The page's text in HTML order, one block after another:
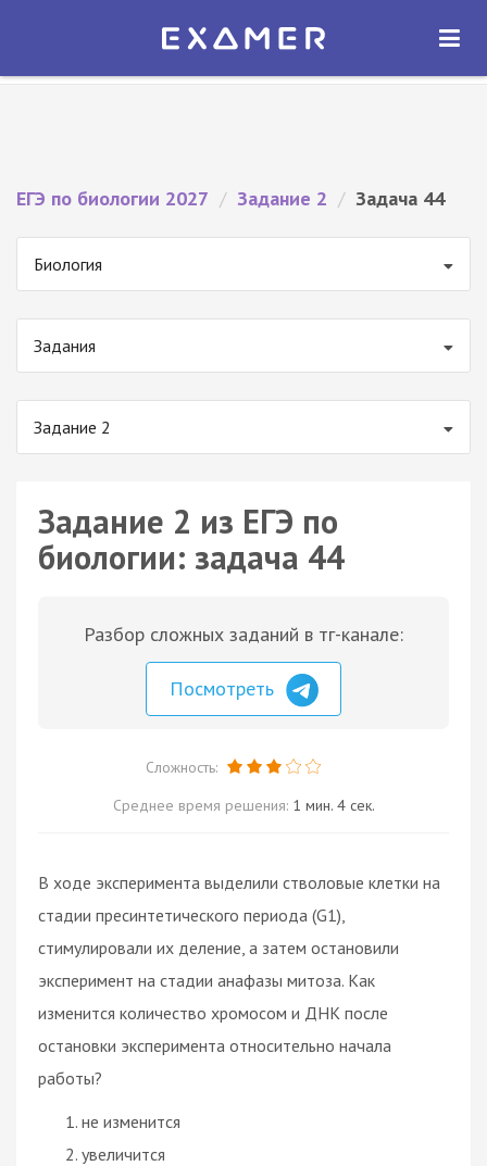
Экзамер — ЕГЭ 2027
ОТКРЫТЬ
ЕГЭ по биологии 2027 / Задание 2 / Задача 44
Биология
Задания
Задание 2
Задание 2 из ЕГЭ по
биологии: задача 44
Разбор сложных заданий в тг-канале:
Посмотреть
Сложность:
Среднее время решения: 1 мин. 4 сек.
В ходе эксперимента выделили стволовые клетки на
стадии пресинтетического периода (G1),
стимулировали их деление, а затем остановили
эксперимент на стадии анафазы митоза. Как
изменится количество хромосом и ДНК после
остановки эксперимента относительно начала
работы?
не изменится
увеличится